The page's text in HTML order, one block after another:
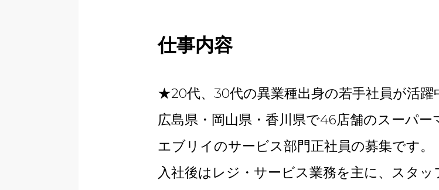
仕事内容
★20代、30代の異業種出身の若手社員が活
広島県・岡山県・香川県で46店舗のスーパ
エブリイのサービス部門正社員の募集です。
入社後はレジ・サービス業務を主に、スタ